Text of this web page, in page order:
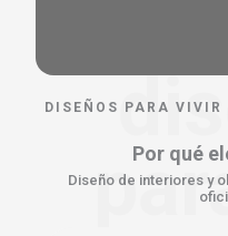
DISEÑOS PARA VIVIR
Por qué
Diseño de interiores y